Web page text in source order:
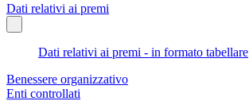
Dati relativi ai premi
Dati relativi ai premi - in formato tabellare
Benessere organizzativo
Enti controllati